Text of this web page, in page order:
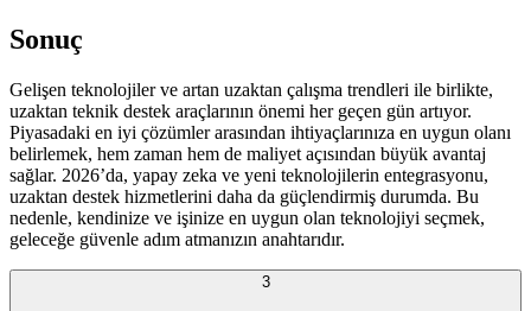
Sonuç
Gelişen teknolojiler ve artan uzaktan çalışma trendleri ile birlikte,
uzaktan teknik destek araçlarının önemi her geçen gün artıyor.
Piyasadaki en iyi çözümler arasından ihtiyaçlarınıza en uygun olanı
belirlemek, hem zaman hem de maliyet açısından büyük avantaj
sağlar. 2026’da, yapay zeka ve yeni teknolojilerin entegrasyonu,
uzaktan destek hizmetlerini daha da güçlendirmiş durumda. Bu
nedenle, kendinize ve işinize en uygun olan teknolojiyi seçmek,
geleceğe güvenle adım atmanızın anahtarıdır.
3